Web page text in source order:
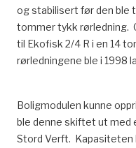
og stabilisert før den ble
tommer tykk rørledning.
til Ekofisk 2/4 R i en 14
rørledningene ble i 1998
Boligmodulen kunne
ble denne skiftet ut med
Stord Verft. Kapasiteten